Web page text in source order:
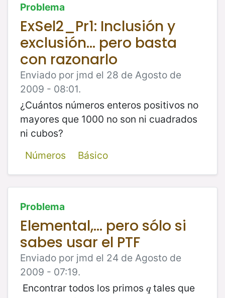
Problema
ExSel2_Pr1: Inclusión y
exclusión... pero basta
con razonarlo
Enviado por jmd el 28 de Agosto de
2009 - 08:01.
¿Cuántos números enteros positivos no
mayores que 1000 no son ni cuadrados
ni cubos?
Números
Básico
Problema
Elemental,... pero sólo si
sabes usar el PTF
Enviado por jmd el 24 de Agosto de
2009 - 07:19.
Encontrar todos los primos q
qtales que